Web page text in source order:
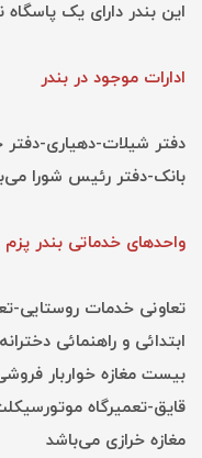
این بندر دارای یک
ادارات موجود در بندر
دفتر شیلات-دهیاری-
بانک-دفتر رئیس شورا
واحدهای خدماتی بندر پزم
تعاونی خدمات روستایی-
ابتدائی و راهنمائی
بیست مغازه خواربار
قایق-تعمیرگاه
مغازه خرازی می‌باشد